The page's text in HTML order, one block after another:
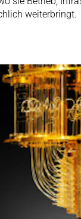
weiterbringt.